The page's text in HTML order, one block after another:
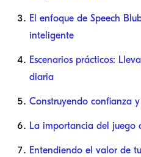
El enfoque de Speech
inteligente
Escenarios prácticos:
diaria
Construyendo confianza
La importancia del juego
Entendiendo el valor de